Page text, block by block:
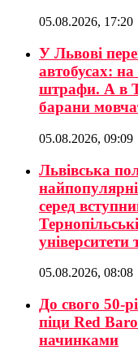
05.08.2026, 17:20
У Львові
автобусах:
штрафи. А в
барани
05.08.2026, 09:09
Львівська
серед
університети
05.08.2026, 08:08
До свого 50-
піци Red
начинками